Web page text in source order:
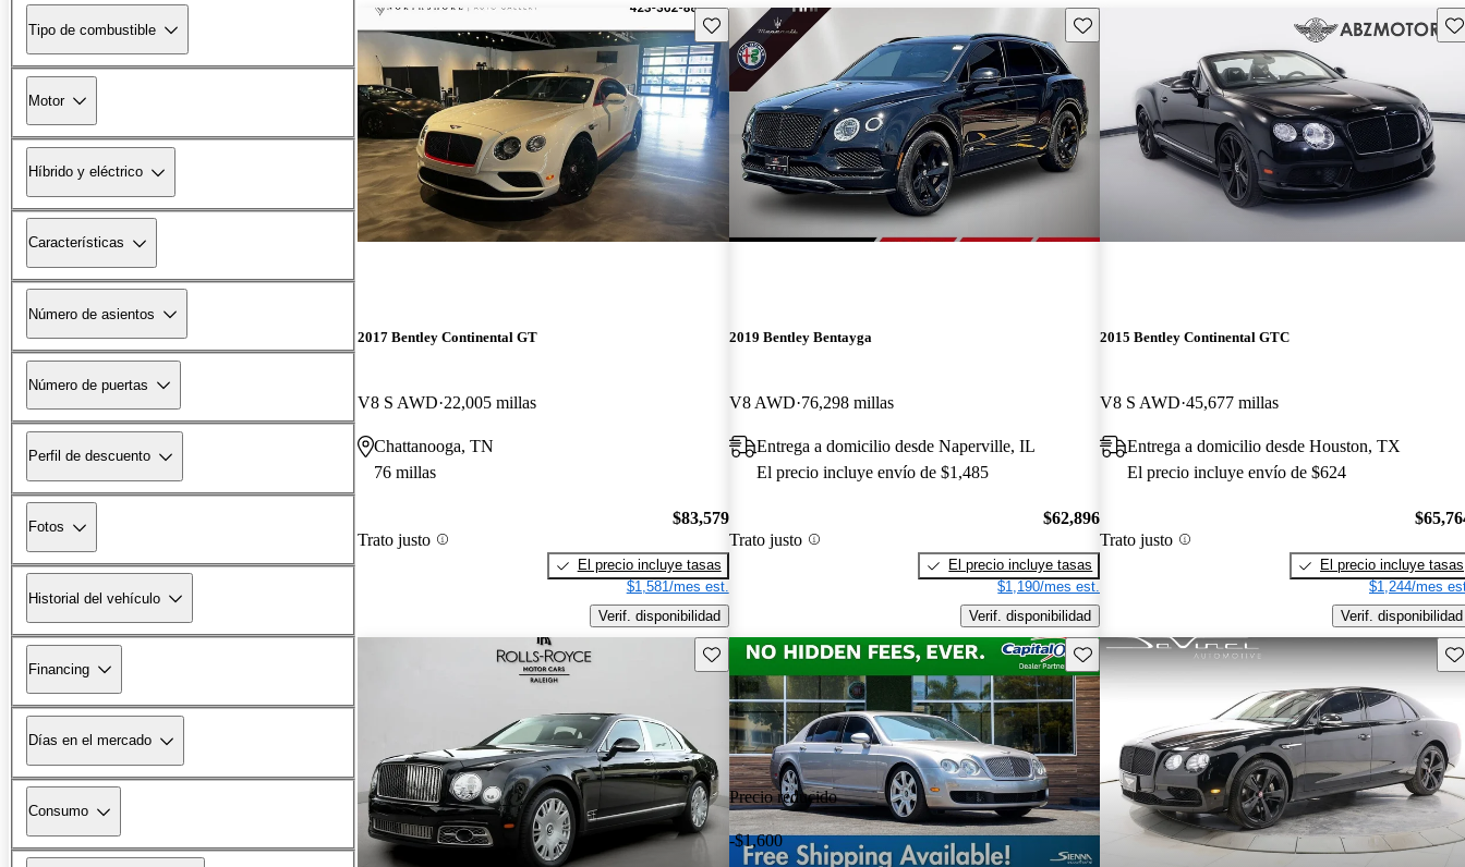
Tipo de combustible
Motor
Híbrido y eléctrico
Características
Número de asientos
Número de puertas
Perfil de descuento
Fotos
Historial del vehículo
Financing
Días en el mercado
Consumo
Guarda este Aviso
2017 Bentley Continental GT
V8 S AWD 22,005 millas
Chattanooga, TN
76 millas
Trato justo
$83,579
El precio incluye tasas
$1,581/mes est.
Verif. disponibilidad
Guarda este Aviso
2019 Bentley Bentayga
V8 AWD 76,298 millas
Entrega a domicilio desde Naperville, IL
El precio incluye envío de $1,485
Trato justo
$62,896
El precio incluye tasas
$1,190/mes est.
Verif. disponibilidad
2015 Bentley Continental GTC
V8 S AWD 45,677 millas
Entrega a domicilio desde Houston, TX
El precio incluye envío de $624
Trato justo
El precio incluye tasas
$1,244/mes
Verif. disponibilidad
Guarda este Aviso
Precio reducido
-$1,600
Guarda este Aviso